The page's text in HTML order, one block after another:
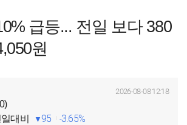
급등... 전일 보다 380
원
2026-08-08 12:18
대비 95 3.65%